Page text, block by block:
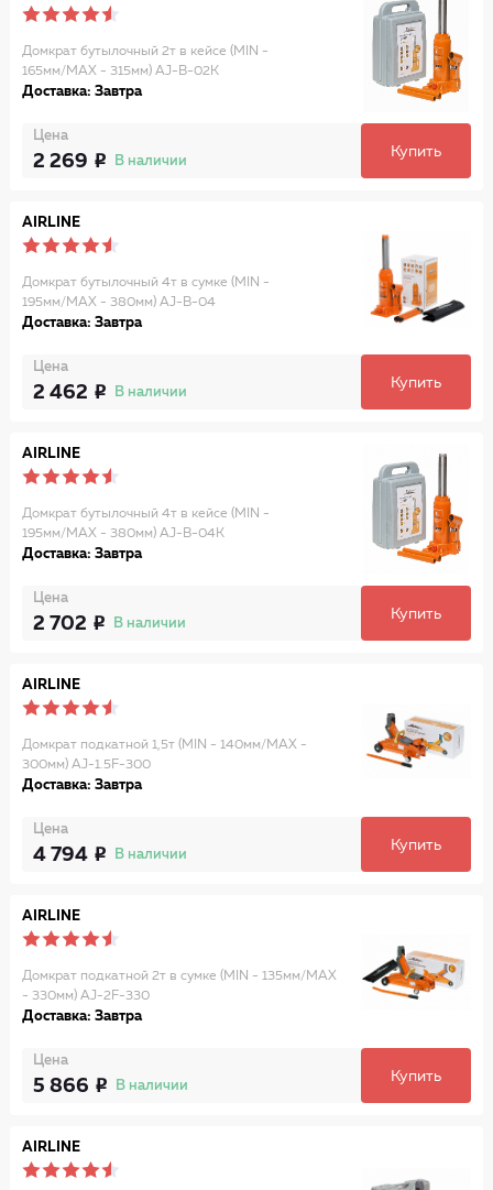
Домкрат бутылочный 2т в кейсе (MIN -
165мм/MAX - 315мм) AJ-B-02K
Доставка: Завтра
Цена
2 269 В наличии
Купить
AIRLINE
Домкрат бутылочный 4т в сумке (MIN -
195мм/MAX - 380мм) AJ-B-04
Доставка: Завтра
Цена
2 462 В наличии
Купить
AIRLINE
Домкрат бутылочный 4т в кейсе (MIN -
195мм/MAX - 380мм) AJ-B-04K
Доставка: Завтра
Цена
2 702 В наличии
Купить
AIRLINE
Домкрат подкатной 1,5т (MIN - 140мм/MAX -
300мм) AJ-1.5F-300
Доставка: Завтра
Цена
4 794 В наличии
Купить
AIRLINE
Домкрат подкатной 2т в сумке (MIN - 135мм/MAX
- 330мм) AJ-2F-330
Доставка: Завтра
Цена
5 866 В наличии
Купить
AIRLINE